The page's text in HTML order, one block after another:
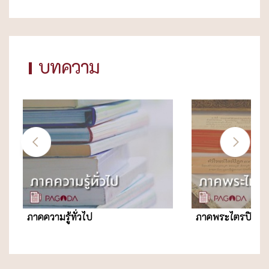
บทความ
ภาคความรู้ทั่วไป ภาคพระไตรปิฎก